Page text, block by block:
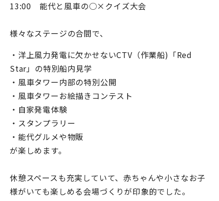
13:00 能代と風車の○×クイズ大会
様々なステージの合間で、
・洋上風力発電に欠かせないCTV （作業船) 「Red
Star」の特別船内見学
・風車タワー内部の特別公開
・風車タワーお絵描きコンテスト
・自家発電体験
・スタンプラリー
・能代グルメや物販
が楽しめます。
休憩スペースも充実していて、赤ちゃんや小さなお子
様がいても楽しめる会場づくりが印象的でした。